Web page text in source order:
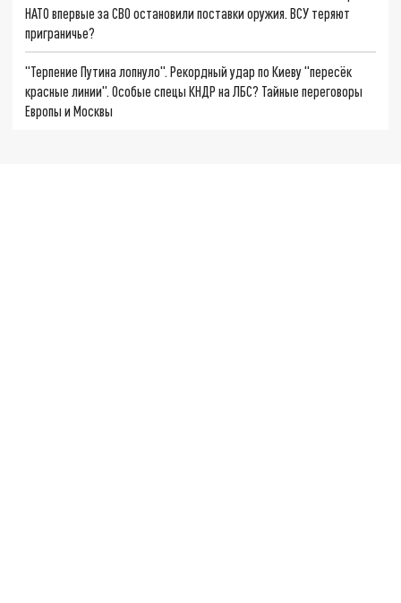
НАТО впервые за СВО остановили поставки оружия. ВСУ теряют
приграничье?
"Терпение Путина лопнуло". Рекордный удар по Киеву "пересёк
красные линии". Особые спецы КНДР на ЛБС? Тайные переговоры
Европы и Москвы